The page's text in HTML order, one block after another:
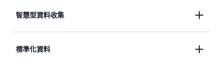
智慧型資料收集
料傳送至雲端進行分析。
標準化資料